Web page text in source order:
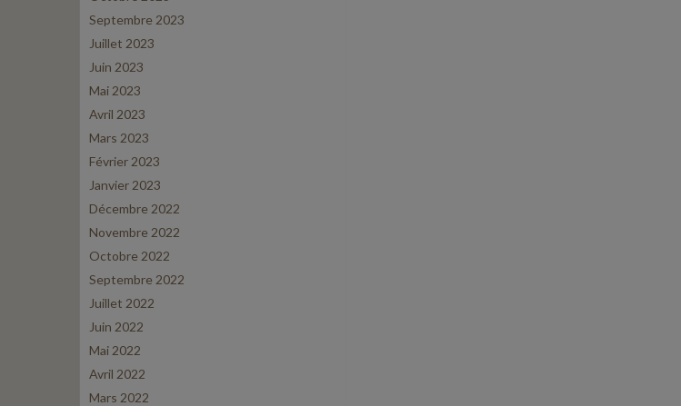
Septembre 2023
Juillet 2023
Juin 2023
Mai 2023
Avril 2023
Mars 2023
Février 2023
Janvier 2023
Décembre 2022
Novembre 2022
Octobre 2022
Septembre 2022
Juillet 2022
Juin 2022
Mai 2022
Avril 2022
Mars 2022